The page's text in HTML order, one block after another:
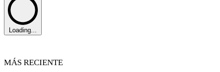
Loading...
MÁS RECIENTE